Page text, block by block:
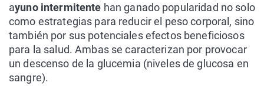
ayuno intermitente han ganado popularidad no solo
como estrategias para reducir el peso corporal, sino
también por sus potenciales efectos beneficiosos
para la salud. Ambas se caracterizan por provocar
un descenso de la glucemia (niveles de glucosa en
sangre).